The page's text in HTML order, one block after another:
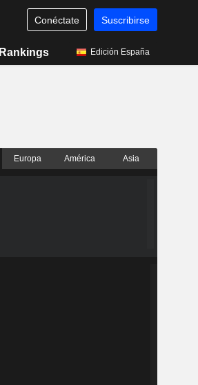
Conéctate Suscribirse
Rankings Edición España
Europa América Asia